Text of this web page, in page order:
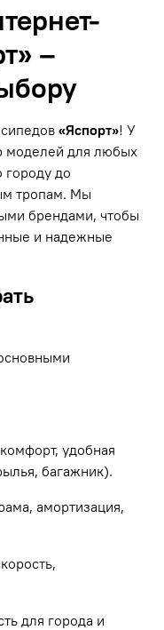
–
«Яспорт»! У
моделей для любых
городу до
тропам. Мы
брендами, чтобы
и надежные
удобная
багажник).
амортизация,
для города и